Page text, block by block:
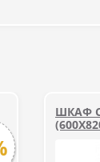
ШКАФ